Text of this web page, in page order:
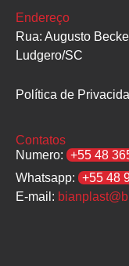
Endereço
Rua: Augusto
Ludgero/SC
Política de
Contatos
Numero: +55 48
Whatsapp: +55 48
E-mail: